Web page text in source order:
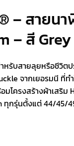
– สายนา
– สี Grey
รับสายลุยหรือชีวิตป
จากเยอรมนี ที่
มโครงสร้างผ้าเสริ
ทุกรุ่นตั้งแต่ 44/45/